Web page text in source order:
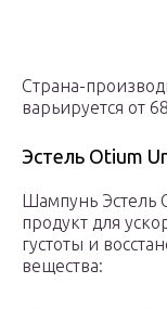
Страна-
варьируется от
Эстель Otium
Шампунь Эстель
продукт для
густоты и
вещества: